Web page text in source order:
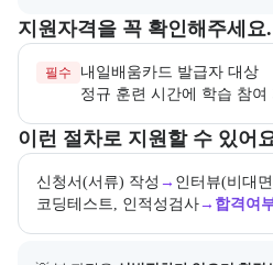
지원자격을 꼭 확인해주세요.
교육과정 지원 자격과 우대 사항을 각
필수
정규 훈련 시간에 학습 참여
이런 절차로 지원할 수 있어
교육과정 지원 절차와 참여 조건, 상
신청서(서류) 작성 → 인터뷰(비대
코딩테스트, 인적성검사→ 합격여